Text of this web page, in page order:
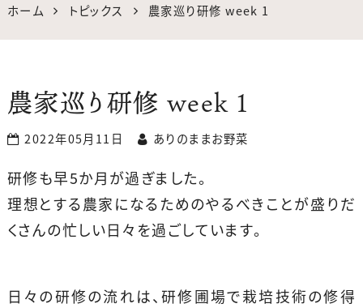
ホーム トピックス 農家巡り研修 week 1
農家巡り研修 week 1
2022年05月11日 ありのままお野菜
研修も早5か月が過ぎました。
理想とする農家になるためのやるべきことが盛りだ
くさんの忙しい日々を過ごしています。
日々の研修の流れは、研修圃場で栽培技術の修得